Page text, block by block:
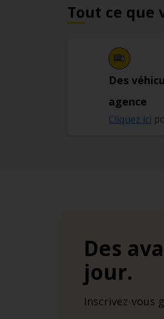
Tout ce que
Des
agence
Cliquez ici
Des
jour.
Inscrivez-vous